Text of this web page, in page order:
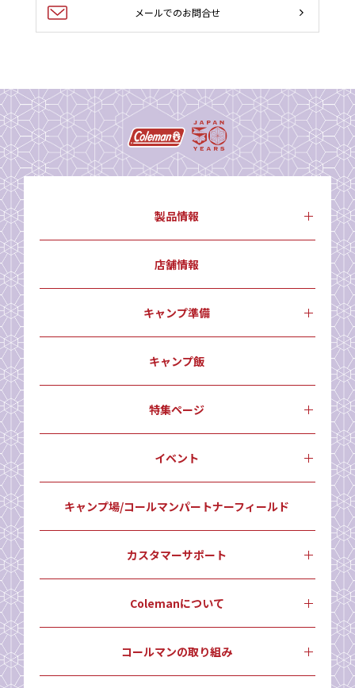
メールでのお問合せ
製品情報
店舗情報
キャンプ準備
キャンプ飯
特集ページ
イベント
キャンプ場/コールマンパートナーフィールド
カスタマーサポート
Colemanについて
コールマンの取り組み